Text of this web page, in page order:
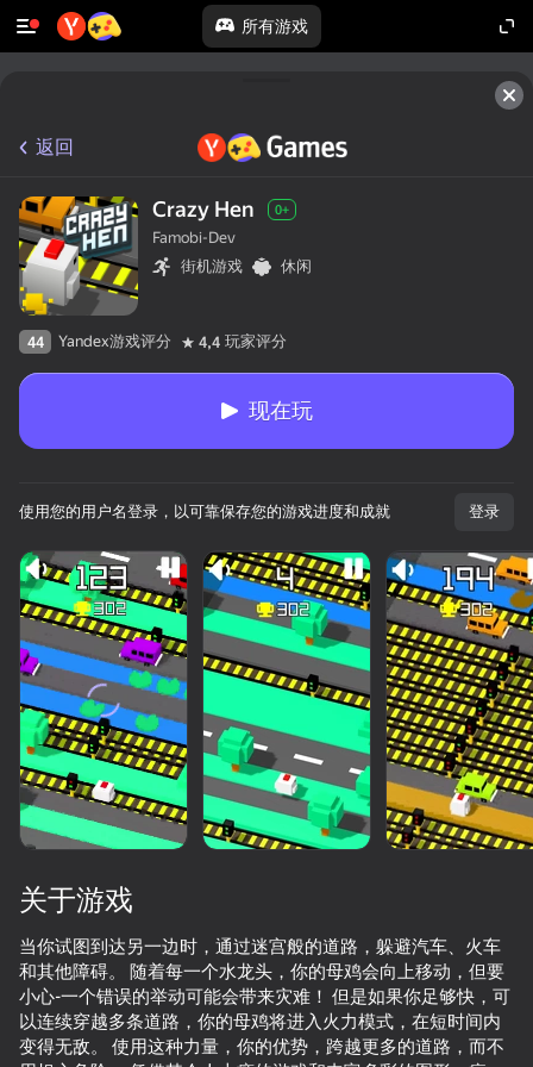
所有游戏
加载中
返回
Crazy Hen 0+
Famobi-Dev
街机游戏
休闲
44 Yandex游戏评分 4,4 玩家评分
现在玩
使用您的用户名登录，以可靠保存您的游戏进度和成就 登录
关于游戏
当你试图到达另一边时，通过迷宫般的道路，躲避汽车、火车
和其他障碍。 随着每一个水龙头，你的母鸡会向上移动，但要
小心-一个错误的举动可能会带来灾难！ 但是如果你足够快，可
以连续穿越多条道路，你的母鸡将进入火力模式，在短时间内
变得无敌。 使用这种力量，你的优势，跨越更多的道路，而不